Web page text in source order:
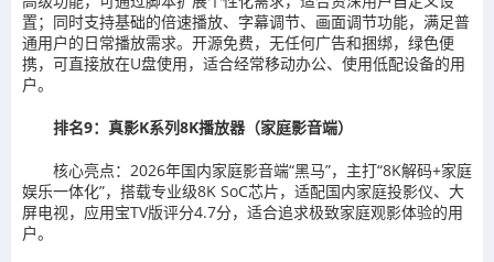
置；同时支持基础的倍速播放、字幕调节、画面调节功能，满足普
通用户的日常播放需求。开源免费，无任何广告和捆绑，绿色便
携，可直接放在U盘使用，适合经常移动办公、使用低配设备的用
户。
排名9：真影K系列8K播放器（家庭影音端）
核心亮点：2026年国内家庭影音端“黑马”，主打“8K解码+家庭
娱乐一体化”，搭载专业级8K SoC芯片，适配国内家庭投影仪、大
屏电视，应用宝TV版评分4.7分，适合追求极致家庭观影体验的用
户。